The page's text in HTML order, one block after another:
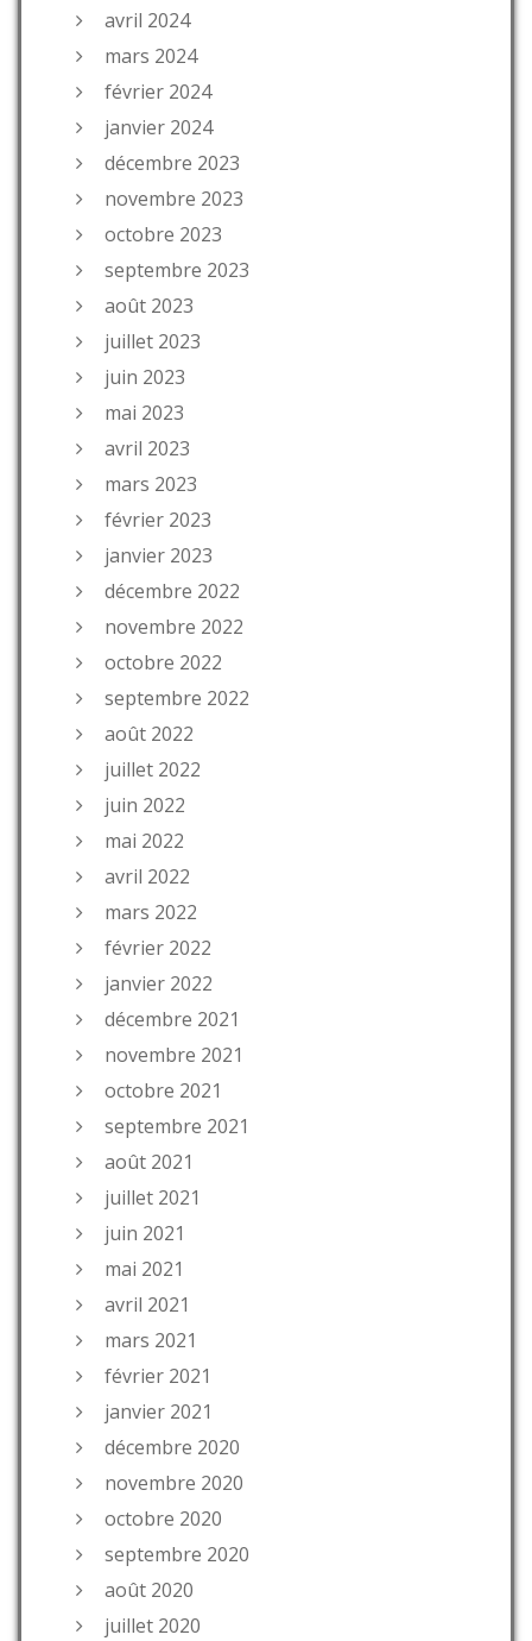
avril 2024
mars 2024
février 2024
janvier 2024
décembre 2023
novembre 2023
octobre 2023
septembre 2023
août 2023
juillet 2023
juin 2023
mai 2023
avril 2023
mars 2023
février 2023
janvier 2023
décembre 2022
novembre 2022
octobre 2022
septembre 2022
août 2022
juillet 2022
juin 2022
mai 2022
avril 2022
mars 2022
février 2022
janvier 2022
décembre 2021
novembre 2021
octobre 2021
septembre 2021
août 2021
juillet 2021
juin 2021
mai 2021
avril 2021
mars 2021
février 2021
janvier 2021
décembre 2020
novembre 2020
octobre 2020
septembre 2020
août 2020
juillet 2020